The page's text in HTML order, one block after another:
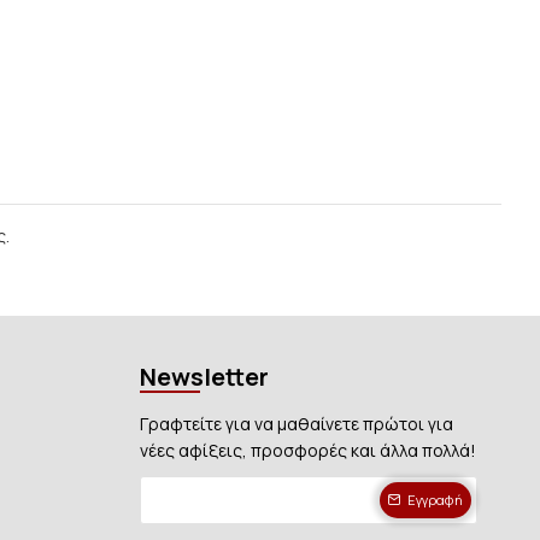
Newsletter
Γραφτείτε για να μαθαίνετε πρώτοι για
νέες αφίξεις, προσφορές και άλλα πολλά!
Εγγραφή